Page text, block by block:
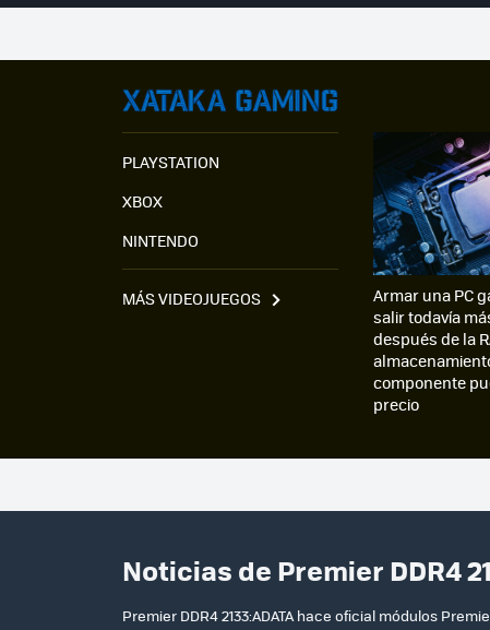
PLAYSTATION
XBOX
NINTENDO
MÁS VIDEOJUEGOS
Armar una PC
salir todavía
después de la
componente
precio
Noticias de Premier DDR4
Premier DDR4 2133:ADATA hace oficial módulos